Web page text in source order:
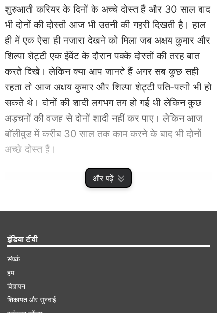
और पढ़ें
शुरुआती करियर के दिनों के अच्चे दोस्त हैं और 30 साल बाद
भी दोनों की दोस्ती आज भी उतनी की गहरी दिखती है। हाल
ही में एक ऐसा ही नजारा देखने को मिला जब अक्षय कुमार और
शिल्पा शेट्टी एक ईवेंट के दौरान पक्के दोस्तों की तरह बात
करते दिखे। लेकिन क्या आप जानते हैं अगर सब कुछ सही
रहता तो आज अक्षय कुमार और शिल्पा शेट्टी पति-पत्नी भी हो
सकते थे। दोनों की शादी लगभग तय हो गई थी लेकिन कुछ
अड़चनों की वजह से दोनों शादी नहीं कर पाए। लेकिन आज
बॉलीवुड में करीब 30 साल तक काम करने के बाद भी दोनों
अच्छे दोस्त हैं।
Advertisement
इंडिया टीवी
संपर्क
हम
विज्ञापन
शिकायत और सुनवाई